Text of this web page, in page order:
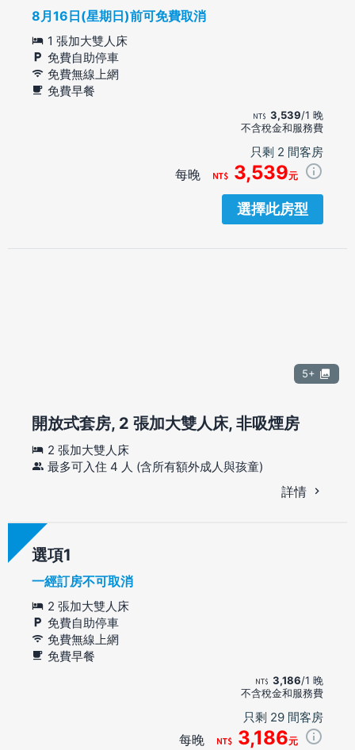
8月16日(星期日)前可免費取消
1 張加大雙人床
免費自助停車
免費無線上網
免費早餐
3,539/1 晚
不含稅金和服務費
只剩 2 間客房
每晚 3,539元
選擇此房型
5+
開放式套房, 2 張加大雙人床, 非吸煙房
2 張加大雙人床
最多可入住 4 人 (含所有額外成人與孩童)
詳情
選項
一經訂房不可取消
2 張加大雙人床
免費自助停車
免費無線上網
免費早餐
3,186/1 晚
不含稅金和服務費
只剩 29 間客房
每晚 3,186元